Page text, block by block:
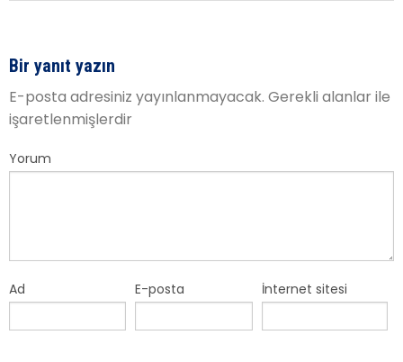
Bir yanıt yazın
E-posta adresiniz yayınlanmayacak. Gerekli alanlar ile
işaretlenmişlerdir
Yorum
Ad E-posta İnternet sitesi